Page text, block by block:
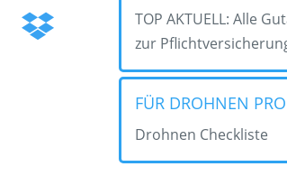
TOP AKTUELL: Alle
zur
FÜR DROHNEN
Drohnen Checkliste